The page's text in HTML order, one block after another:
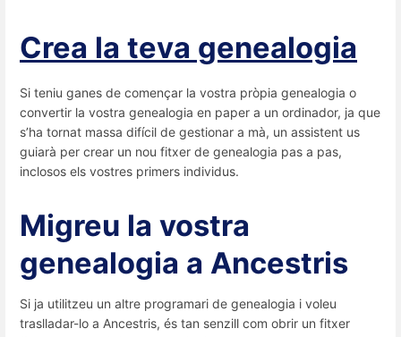
Crea la teva genealogia
Si teniu ganes de començar la vostra pròpia genealogia o
convertir la vostra genealogia en paper a un ordinador, ja que
s’ha tornat massa difícil de gestionar a mà, un assistent us
guiarà per crear un nou fitxer de genealogia pas a pas,
inclosos els vostres primers individus.
Migreu la vostra
genealogia a Ancestris
Si ja utilitzeu un altre programari de genealogia i voleu
traslladar-lo a Ancestris, és tan senzill com obrir un fitxer